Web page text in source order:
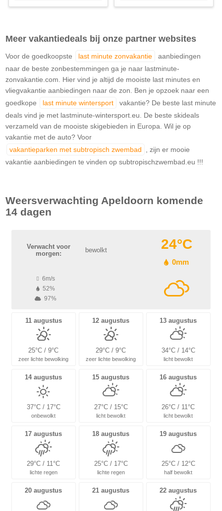
Meer vakantiedeals bij onze partner websites
Voor de goedkoopste last minute zonvakantie
aanbiedingen
naar de beste zonbestemmingen ga je naar lastminute-
zonvakantie.com. Hier vind je altijd de mooiste last minutes en
vliegvakantie aanbiedingen naar de zon. Ben je opzoek naar een
goedkope
last minute wintersport
vakantie? De beste last minute
deals vind je met lastminute-wintersport.eu. De beste skideals
verzameld van de mooiste skigebieden in Europa. Wil je op
vakantie met de auto? Voor
vakantieparken met subtropisch zwembad
, zijn er mooie
vakantie aanbiedingen te vinden op subtropischzwembad.eu !!!
Weersverwachting Apeldoorn komende
14 dagen
Verwacht voor
morgen:
bewolkt 24°C
0mm
6m/s
52%
97%
11 augustus
25°C / 9°C
zeer lichte bewolking
12 augustus
29°C / 9°C
zeer lichte bewolking
13 augustus
34°C / 14°C
licht bewolkt
14 augustus
37°C / 17°C
onbewolkt
15 augustus
27°C / 15°C
licht bewolkt
16 augustus
26°C / 11°C
licht bewolkt
17 augustus
29°C / 11°C
lichte regen
18 augustus
25°C / 17°C
lichte regen
19 augustus
25°C / 12°C
half bewolkt
20 augustus 21 augustus 22 augustus